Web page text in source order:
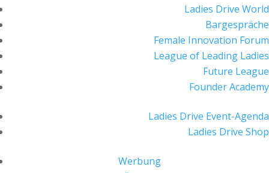
Ladies Drive World
Bargespräche
Female Innovation Forum
League of Leading Ladies
Future League
Founder Academy
Ladies Drive Event-Agenda
Ladies Drive Shop
Werbung